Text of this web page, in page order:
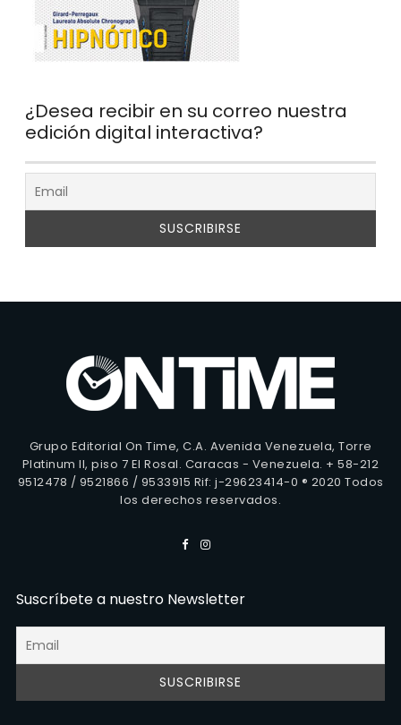
¿Desea recibir en su correo nuestra
edición digital interactiva?
Grupo Editorial On Time, C.A. Avenida Venezuela, Torre
Platinum II, piso 7 El Rosal. Caracas - Venezuela. + 58-212
9512478 / 9521866 / 9533915 Rif: j-29623414-0 ® 2020 Todos
los derechos reservados.
Suscríbete a nuestro Newsletter